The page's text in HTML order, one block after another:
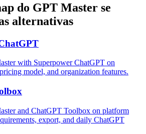
do GPT Master se
alternativas
with Superpower ChatGPT on
model, and organization features.
and ChatGPT Toolbox on platform
export, and daily ChatGPT